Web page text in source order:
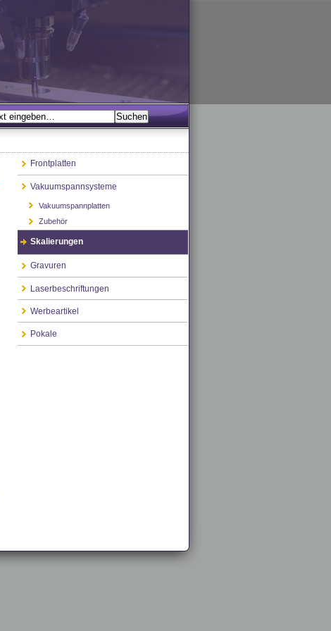
Frontplatten
Vakuumspannsysteme
Vakuumspannplatten
Zubehör
Skalierungen
Gravuren
Laserbeschriftungen
Werbeartikel
Pokale